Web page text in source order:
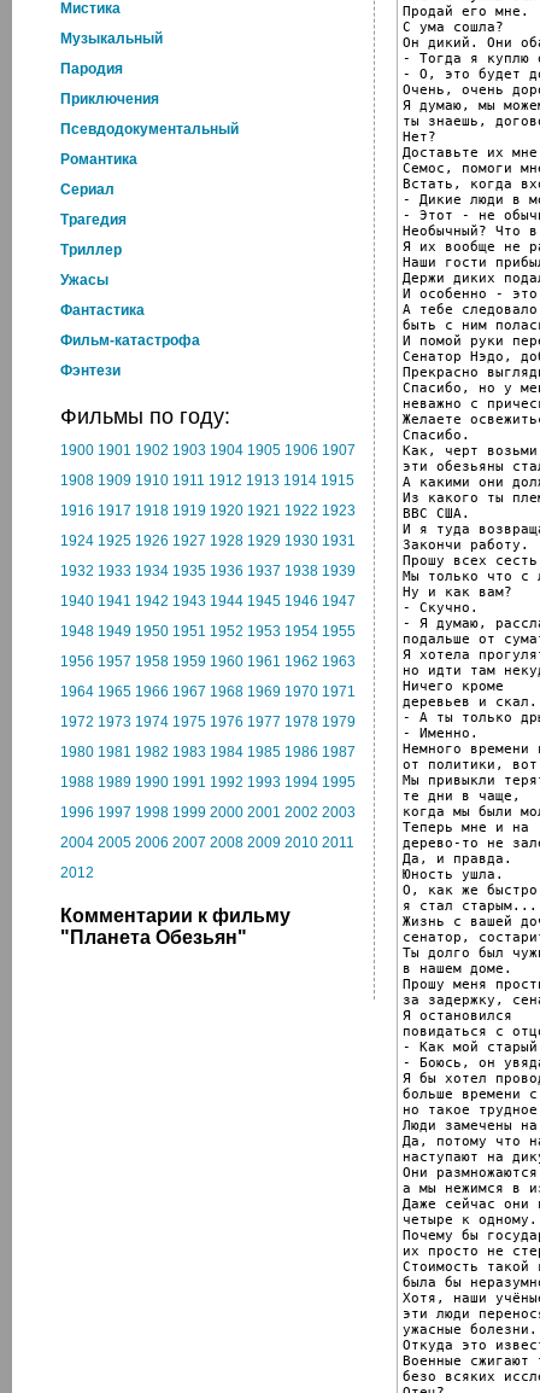
Мистика
Музыкальный
Пародия
Приключения
Псевдодокументальный
Романтика
Cериал
Трагедия
Триллер
Ужасы
Фантастика
Фильм-катастрофа
Фэнтези
Фильмы по году:
1900 1901 1902 1903 1904 1905 1906 1907
1908 1909 1910 1911 1912 1913 1914 1915
1916 1917 1918 1919 1920 1921 1922 1923
1924 1925 1926 1927 1928 1929 1930 1931
1932 1933 1934 1935 1936 1937 1938 1939
1940 1941 1942 1943 1944 1945 1946 1947
1948 1949 1950 1951 1952 1953 1954 1955
1956 1957 1958 1959 1960 1961 1962 1963
1964 1965 1966 1967 1968 1969 1970 1971
1972 1973 1974 1975 1976 1977 1978 1979
1980 1981 1982 1983 1984 1985 1986 1987
1988 1989 1990 1991 1992 1993 1994 1995
1996 1997 1998 1999 2000 2001 2002 2003
2004 2005 2006 2007 2008 2009 2010 2011
2012
Комментарии к фильму
"Планета Oбезьян"
Продай его мне.
С ума сошла?
Он дикий. Они
- Тогда я куплю
- О, это будет
Очень, очень
Я думаю, мы
ты знаешь,
Нет?
Доставьте их
Семос, помоги
Встать, когда
- Дикие люди в
- Этот - не
Необычный? Что
Я их вообще не
Наши гости
Держи диких
И особенно -
А тебе
быть с ним
И помой руки
Сенатор Нэдо,
Прекрасно
Спасибо, но у
неважно с
Желаете
Спасибо.
Как, черт
эти обезьяны
А какими они
Из какого ты
ВВС США.
И я туда
Закончи работу.
Прошу всех
Мы только что с
Ну и как вам?
- Скучно.
- Я думаю,
подальше от
Я хотела
но идти там
Ничего кроме
деревьев и скал.
- А ты только
- Именно.
Немного времени
от политики,
Мы привыкли
те дни в чаще,
когда мы были
Теперь мне и на
дерево-то не
Да, и правда.
Юность ушла.
О, как же быстро
я стал старым...
Жизнь с вашей
сенатор,
Ты долго был
в нашем доме.
Прошу меня
за задержку,
Я остановился
повидаться с
- Как мой старый
- Боюсь, он
Я бы хотел
больше времени
но такое
Люди замечены
Да, потому что
наступают на
Они
а мы нежимся в
Даже сейчас они
четыре к одному.
Почему бы
их просто не
Стоимость такой
была бы
Хотя, наши
эти люди
ужасные болезни.
Откуда это
Военные сжигают
безо всяких